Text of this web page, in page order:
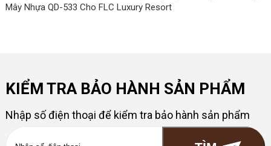
Mây Nhựa QD-533 Cho FLC Luxury Resort
KIỂM TRA BẢO HÀNH SẢN PHẨM
Nhập số điện thoại để kiểm tra bảo hành sản phẩm